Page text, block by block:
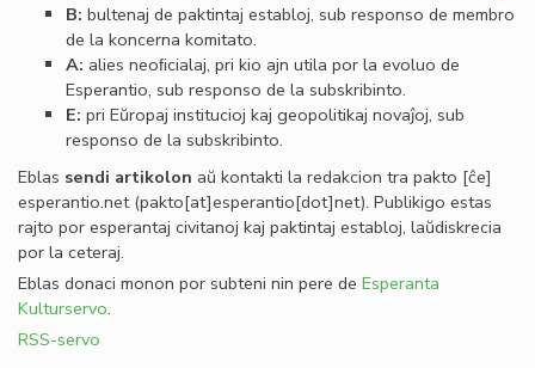
B: bultenaj de paktintaj establoj, sub responso de membro
de la koncerna komitato.
A: alies neoﬁcialaj, pri kio ajn utila por la evoluo de
Esperantio, sub responso de la subskribinto.
E: pri Eŭropaj institucioj kaj geopolitikaj novaĵoj, sub
responso de la subskribinto.
Eblas sendi artikolon aŭ kontakti la redakcion tra pakto [ĉe]
esperantio.net(pakto[at]esperantio[dot]net). Publikigo estas
rajto por esperantaj civitanoj kaj paktintaj establoj, laŭdiskrecia
por la ceteraj.
Eblas donaci monon por subteni nin pere de Esperanta
Kulturservo.
RSS-servo